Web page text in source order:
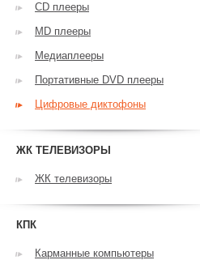
CD плееры
MD плееры
Медиаплееры
Портативные DVD плееры
Цифровые диктофоны
ЖК ТЕЛЕВИЗОРЫ
ЖК телевизоры
КПК
Карманные компьютеры